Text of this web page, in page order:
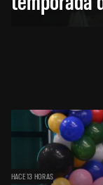
HACE 13 HORAS